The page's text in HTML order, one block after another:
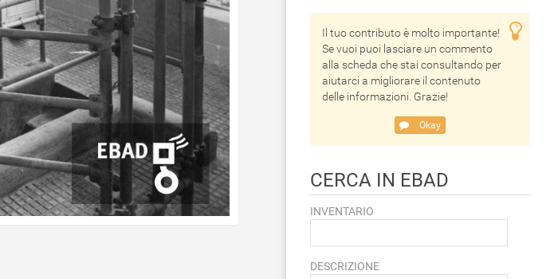
Il tuo contributo è molto importante!
Se vuoi puoi lasciare un commento
alla scheda che stai consultando per
aiutarci a migliorare il contenuto
delle informazioni. Grazie!
Okay
CERCA IN EBAD
INVENTARIO
DESCRIZIONE